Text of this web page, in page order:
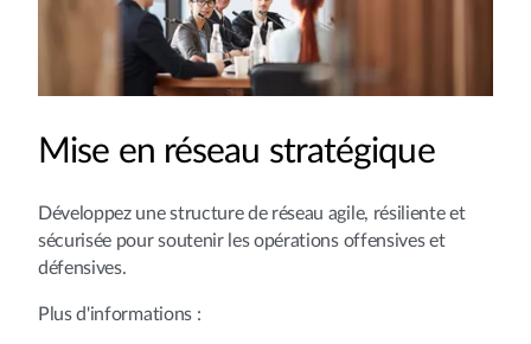
Mise en réseau stratégique
Développez une structure de réseau agile, résiliente et
sécurisée pour soutenir les opérations offensives et
défensives.
Plus d'informations :